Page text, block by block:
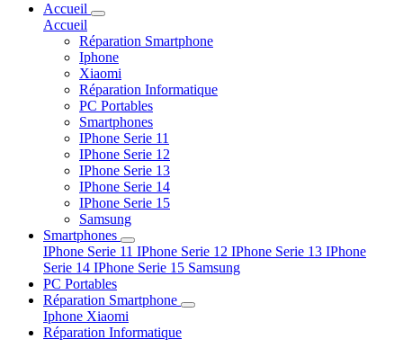
Accueil
Accueil
Réparation Smartphone
Iphone
Xiaomi
Réparation Informatique
PC Portables
Smartphones
IPhone Serie 11
IPhone Serie 12
IPhone Serie 13
IPhone Serie 14
IPhone Serie 15
Samsung
Smartphones
IPhone Serie 11 IPhone Serie 12 IPhone Serie 13 IPhone
Serie 14 IPhone Serie 15 Samsung
PC Portables
Réparation Smartphone
Iphone Xiaomi
Réparation Informatique